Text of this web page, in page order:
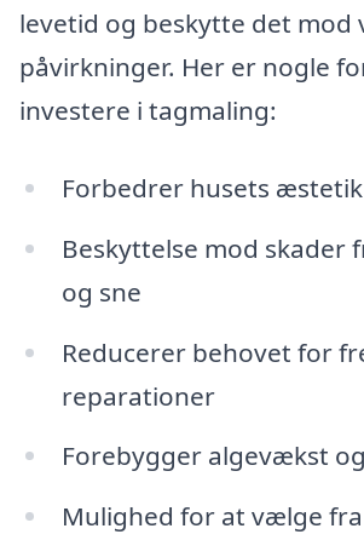
levetid og beskytte det mod
påvirkninger. Her er nogle
investere i tagmaling:
Forbedrer husets
Beskyttelse mod skader
og sne
Reducerer behovet for
reparationer
Forebygger algevækst
Mulighed for at vælge